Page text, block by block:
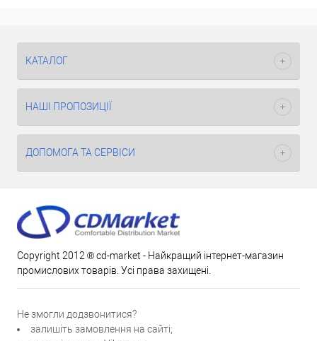
КАТАЛОГ
НАШІ ПРОПОЗИЦІЇ
ДОПОМОГА ТА СЕРВІСИ
Copyright 2012 ® cd-market - Найкращий інтернет-магазин
промислових товарів. Усі права захищені.
Не змогли додзвонитися?
залишіть замовлення на сайті;